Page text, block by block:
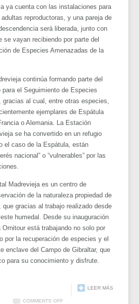
ya cuenta con las instalaciones para
reproductoras, y una pareja de
será liberada, junto con
se vayan recibiendo por parte del
de Especies Amenazadas de la
continúa formando parte del
para el Seguimiento de Especies
gracias al cual, entre otras especies,
ejemplares de Espátula
o Alemania. La Estación
se ha convertido en un refugio
el caso de la Espátula, están
nacional” o “vulnerables” por las
Madrevieja es un centro de
de la naturaleza propiedad de
que gracias al trabajo realizado desde
humedal. Desde su inauguración
está trabajando no solo por
por la recuperación de especies y el
enclave del Campo de Gibraltar, que
para su conocimiento y disfrute.
LEER MÁS
COMMENTS OFF